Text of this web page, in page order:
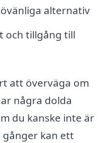
alternativ
och tillgång till
att överväga om
några dolda
du kanske inte är
kan ett